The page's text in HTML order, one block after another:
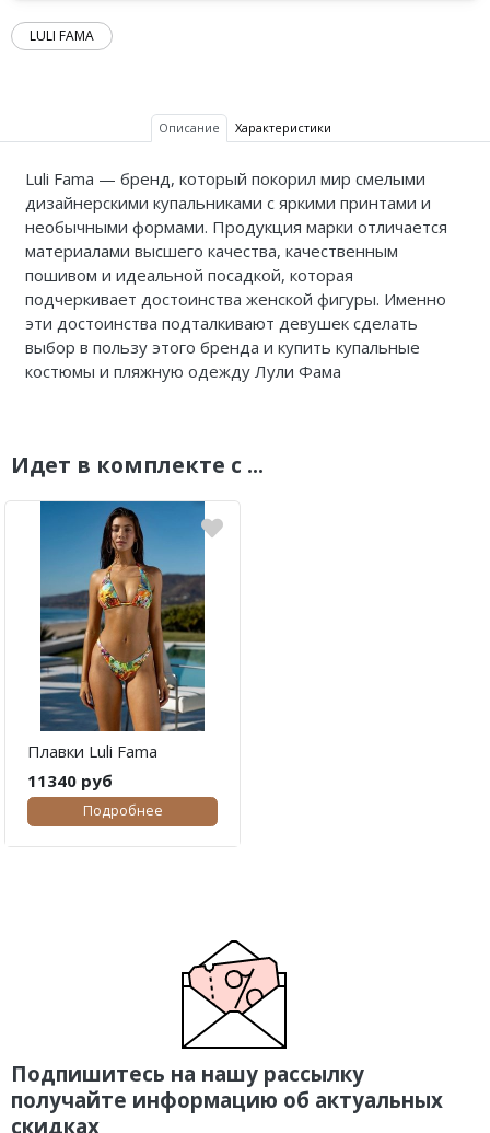
LULI FAMA
Описание Характеристики
Luli Fama — бренд, который покорил мир смелыми
дизайнерскими купальниками с яркими принтами и
необычными формами. Продукция марки отличается
материалами высшего качества, качественным
пошивом и идеальной посадкой, которая
подчеркивает достоинства женской фигуры. Именно
эти достоинства подталкивают девушек сделать
выбор в пользу этого бренда и купить купальные
костюмы и пляжную одежду Лули Фама
Идет в комплекте с ...
Плавки Luli Fama
11340 руб
Подробнее
Подпишитесь на нашу рассылку
получайте информацию об актуальных
скидках